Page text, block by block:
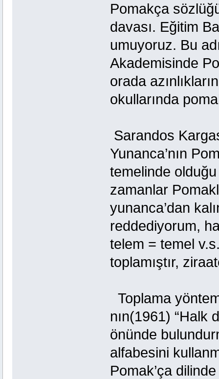
Pomakça
davası. Eğitim
umuyoruz. Bu
Akademisinde
orada
okullarında
Sarandos
Yunanca’nın
temelinde olduğu
zamanlar
yunanca’dan
reddediyorum,
telem = temel
toplamıştır,
Toplama
nın(1961) “Halk
önünde
alfabesini
Pomak’ça